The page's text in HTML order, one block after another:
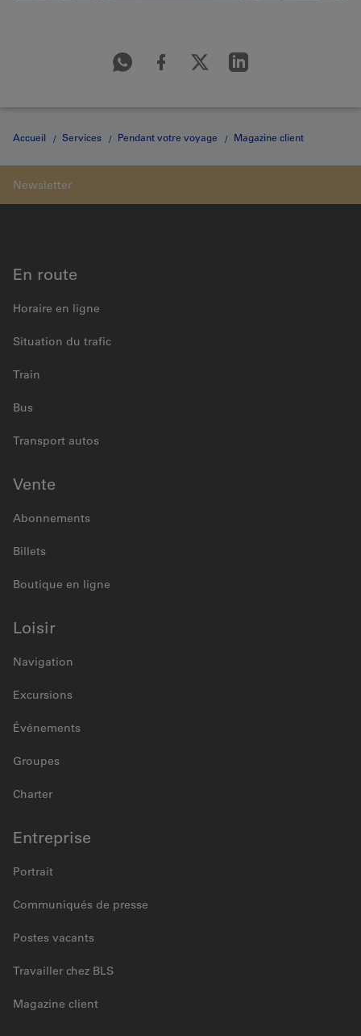
Accueil Services Pendant votre voyage Magazine client
En route
Horaire en ligne
Situation du trafic
Train
Bus
Transport autos
Vente
Abonnements
Billets
Boutique en ligne
Loisir
Navigation
Excursions
Événements
Groupes
Charter
Entreprise
Portrait
Communiqués de presse
Postes vacants
Travailler chez BLS
Magazine client